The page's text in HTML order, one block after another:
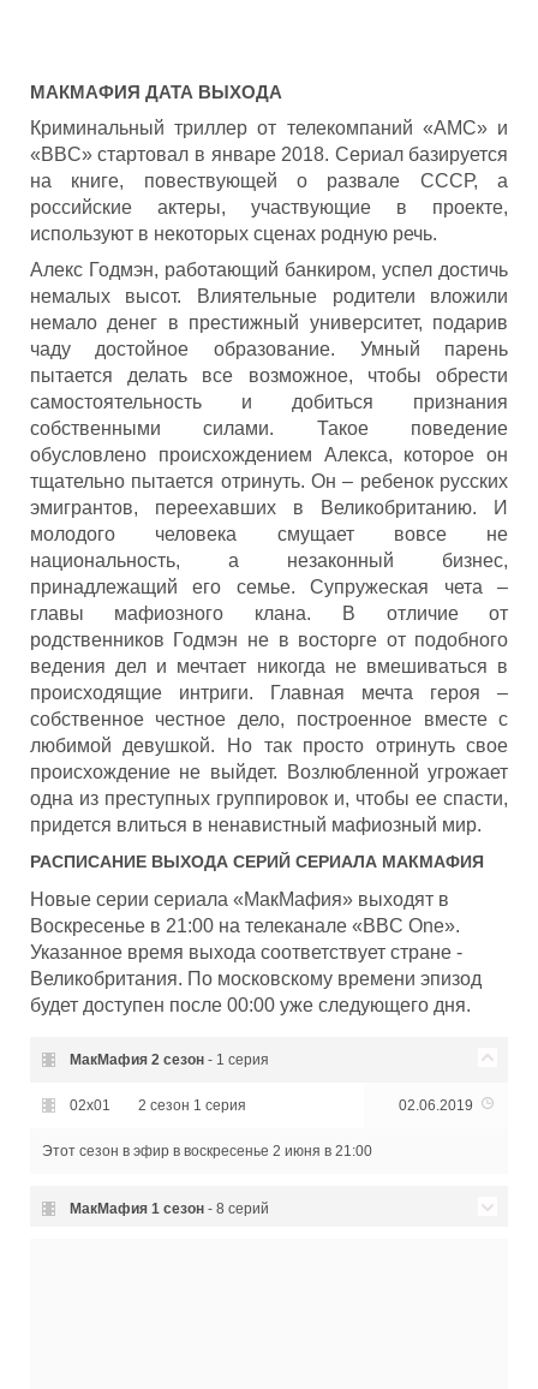
МАКМАФИЯ ДАТА ВЫХОДА
Криминальный триллер от телекомпаний «AMC» и
«BBC» стартовал в январе 2018. Сериал базируется
на книге, повествующей о развале СССР, а
российские актеры, участвующие в проекте,
используют в некоторых сценах родную речь.
Алекс Годмэн, работающий банкиром, успел достичь
немалых высот. Влиятельные родители вложили
немало денег в престижный университет, подарив
чаду достойное образование. Умный парень
пытается делать все возможное, чтобы обрести
самостоятельность и добиться признания
собственными силами. Такое поведение
обусловлено происхождением Алекса, которое он
тщательно пытается отринуть. Он – ребенок русских
эмигрантов, переехавших в Великобританию. И
молодого человека смущает вовсе не
национальность, а незаконный бизнес,
принадлежащий его семье. Супружеская чета –
главы мафиозного клана. В отличие от
родственников Годмэн не в восторге от подобного
ведения дел и мечтает никогда не вмешиваться в
происходящие интриги. Главная мечта героя –
собственное честное дело, построенное вместе с
любимой девушкой. Но так просто отринуть свое
происхождение не выйдет. Возлюбленной угрожает
одна из преступных группировок и, чтобы ее спасти,
придется влиться в ненавистный мафиозный мир.
РАСПИСАНИЕ ВЫХОДА СЕРИЙ СЕРИАЛА МАКМАФИЯ
Новые серии сериала «МакМафия» выходят в
Воскресенье в 21:00 на телеканале «BBC One».
Указанное время выхода соответствует стране -
Великобритания. По московскому времени эпизод
будет доступен после 00:00 уже следующего дня.
МакМафия 2 сезон- 1 серия
02x01 2 сезон 1 серия 02.06.2019
Этот сезон в эфир в воскресенье 2 июня в 21:00
МакМафия 1 сезон- 8 серий